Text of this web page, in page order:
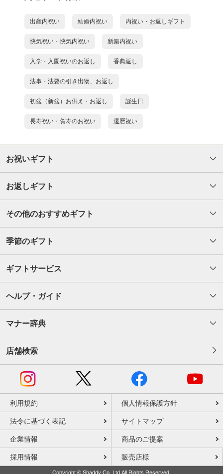
出産内祝い 結婚内祝い 内祝い・お返しギフト
快気祝い・快気内祝い 新築内祝い
入学・入園祝いのお返し 香典返し
法事・法要の引き出物、お返し
初盆（新盆）お供え・お返し 誕生日
長寿祝い・賀寿のお祝い 還暦祝い
お祝いギフト
お返しギフト
その他のおすすめギフト
季節のギフト
ギフトサービス
ヘルプ・ガイド
マナー辞典
店舗検索
利用規約 個人情報保護方針
法令に基づく表記 サイトマップ
企業情報 商品のご提案
採用情報 販売店様
Copyright © Shaddy Co.,Ltd.All Rights Reserved.